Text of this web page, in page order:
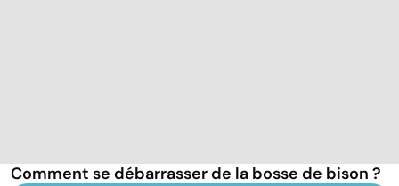
Comment se débarrasser de la bosse de bison ?